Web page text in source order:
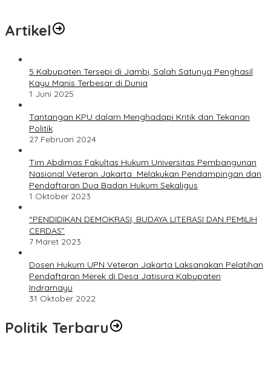
Artikel
5 Kabupaten Tersepi di Jambi, Salah Satunya Penghasil
Kayu Manis Terbesar di Dunia
1 Juni 2025
Tantangan KPU dalam Menghadapi Kritik dan Tekanan
Politik
27 Februari 2024
Tim Abdimas Fakultas Hukum Universitas Pembangunan
Nasional Veteran Jakarta Melakukan Pendampingan dan
Pendaftaran Dua Badan Hukum Sekaligus
1 Oktober 2023
“PENDIDIKAN DEMOKRASI, BUDAYA LITERASI DAN PEMILIH
CERDAS”
7 Maret 2023
Dosen Hukum UPN Veteran Jakarta Laksanakan Pelatihan
Pendaftaran Merek di Desa Jatisura Kabupaten
Indramayu
31 Oktober 2022
Politik Terbaru